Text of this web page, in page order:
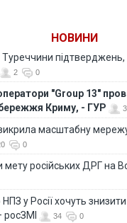
НОВИНИ
Туреччини
2 0
"Group 13"
Криму, - ГУР
викрила масштабну
0
мету російських ДРГ на
НПЗ у Росії хочуть
34 0